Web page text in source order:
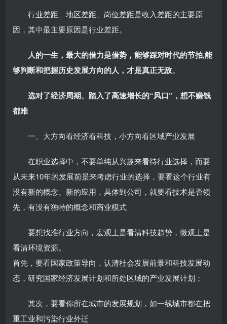
行业差距、地区差距、岗位差距是收入差距的主要原
因，其中最主要原因是行业差距。
人的一生，最大的借力是借势，能够踩对时代的节拍,能
够判断和把握历史发展方向的人，才是真正无敌。
选对了经济周期、踏入了高速增长的“风口”，想不赚钱
都难
一、大方向看经济看科技，小方向看区域产业发展
在职业选择中，不要单纯从兴趣来看待行业选择，而要
从未来10年的发展前景来考虑行业的选择，要看这个行业有
没有新的概念、新的应用，具体到公司，就要看技术是否领
先，有没有独特的概念和商业模式
要想找准行业方向，宏观上是看清科技趋势，微观上是
看清环境资源。
首先，要看国家政策导向，认清社会发展前景和科技发展动
态，研究国家经济发展计划和所处区域的产业发展计划；
其次，要看你所在城市的发展规划，如一线城市都在把
重工业和污染行业外迁